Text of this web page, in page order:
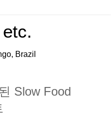
Brazil
Slow Food